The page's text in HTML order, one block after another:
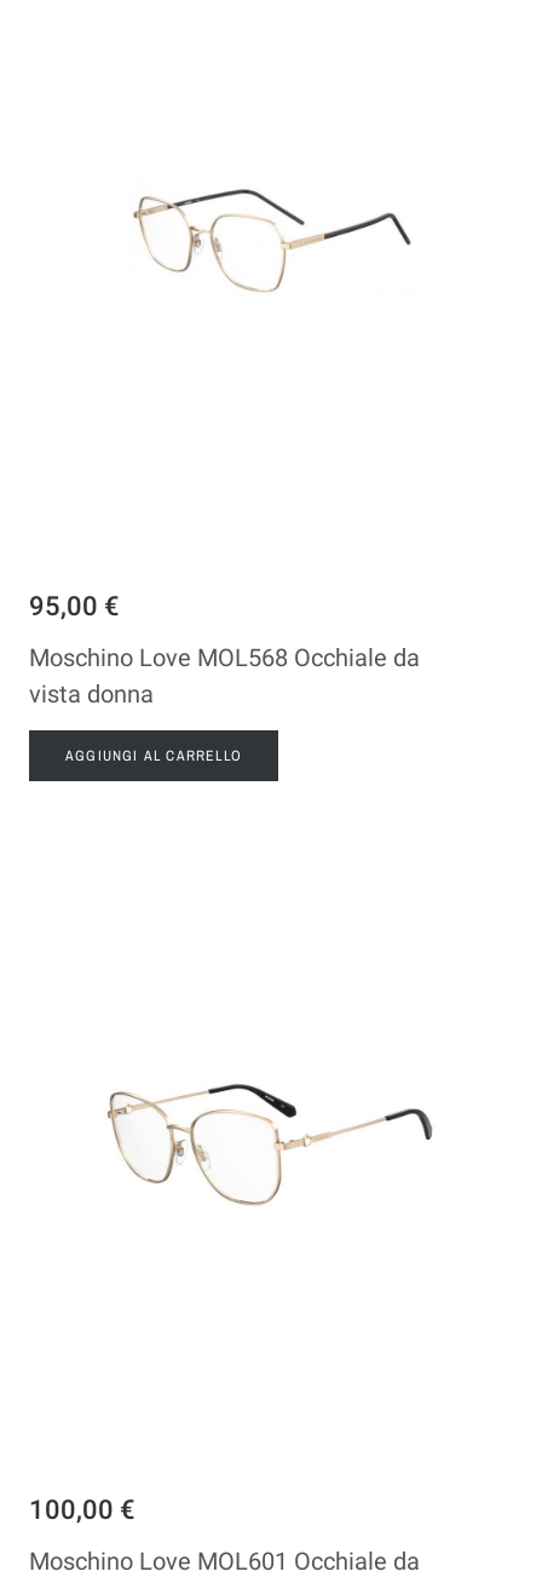
95,00 €
Moschino Love MOL568 Occhiale da
vista donna
AGGIUNGI AL CARRELLO
100,00 €
Moschino Love MOL601 Occhiale da